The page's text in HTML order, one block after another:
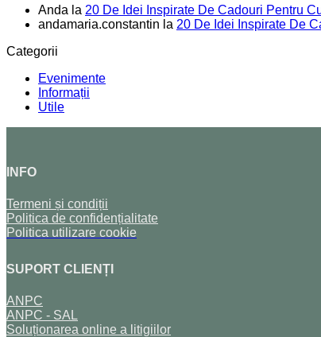
Anda la 20 De Idei Inspirate De Cadouri Pentru
andamaria.constantin la 20 De Idei Inspirate De
Categorii
Evenimente
Informații
Utile
INFO
Termeni și condiții
Politica de confidențialitate
Politica utilizare cookie
SUPORT CLIENȚI
ANPC
ANPC - SAL
Soluționarea online a litigiilor